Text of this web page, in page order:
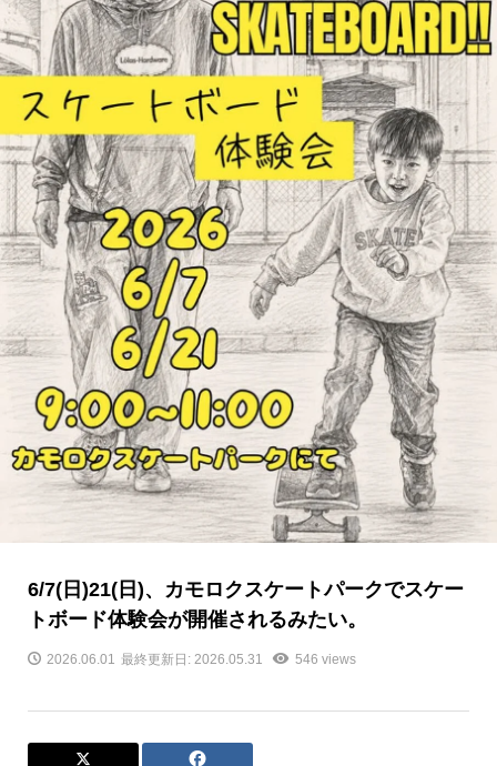
6/7(日)21(日)、カモロクスケートパークでスケー
トボード体験会が開催されるみたい。
2026.06.01 最終更新日: 2026.05.31 546 views